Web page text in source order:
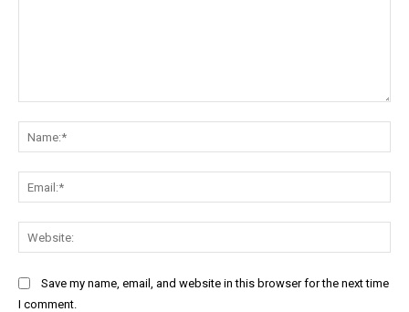
Save my name, email, and website in this browser for the next time
I comment.